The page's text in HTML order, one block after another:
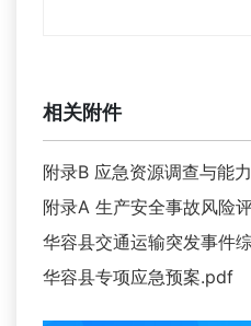
相关附件
附录B 应急资源调查与能
附录A 生产安全事故风险
华容县交通运输突发事件
华容县专项应急预案.pdf